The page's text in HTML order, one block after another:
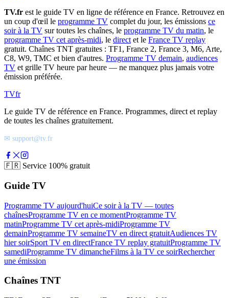
TV.fr est le guide TV en ligne de référence en France. Retrouvez en
un coup d'œil le programme TV complet du jour, les émissions ce
soir à la TV sur toutes les chaînes, le programme TV du matin, le
programme TV cet après-midi, le direct et le France TV replay
gratuit. Chaînes TNT gratuites : TF1, France 2, France 3, M6, Arte,
C8, W9, TMC et bien d'autres. Programme TV demain, audiences
TV et grille TV heure par heure — ne manquez plus jamais votre
émission préférée.
TVfr
Le guide TV de référence en France. Programmes, direct et replay
de toutes les chaînes gratuitement.
✉ support@tv.fr
🇫🇷 Service 100% gratuit
Guide TV
Programme TV aujourd'huiCe soir à la TV — toutes
chaînesProgramme TV en ce momentProgramme TV
matinProgramme TV cet après-midiProgramme TV
demainProgramme TV semaineTV en direct gratuitAudiences TV
hier soirSport TV en directFrance TV replay gratuitProgramme TV
samediProgramme TV dimancheFilms à la TV ce soirRechercher
une émission
Chaînes TNT